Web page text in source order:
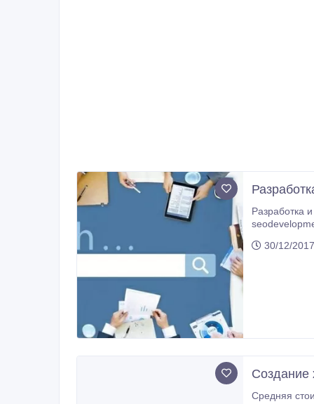
Разработка
30/12/
Создание
Средняя